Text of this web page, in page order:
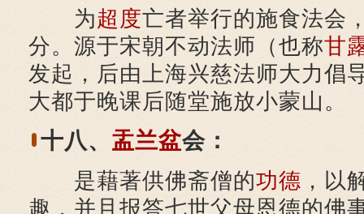
为超度亡者举行的施食法会
分。源于宋朝不动法师（也称甘
发起，后由上海兴慈法师大力倡
大都于晚课后随堂施放小蒙山。
十八、 盂兰盆会：
是藉著供佛斋僧的功德 ，以
趣，并且报答七世父母恩德的佛